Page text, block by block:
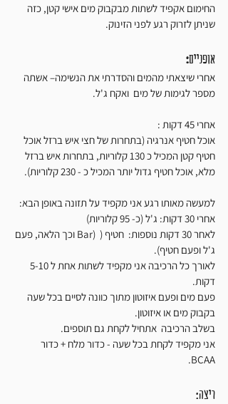
החימום אקפיד לשתות מבקבוק מים אישי קטן, כזה
שניתן לזרוק רגע לפני הזינוק.
אופניים:
אחרי שיצאתי מהמים והסדרתי את הנשימה– אשתה
מספר לגימות של מים  ואקח ג'ל.
אחרי 45 דקות :
אוכל חטיף אנרגיה (בתחרות של חצי איש ברזל אוכל
חטיף קטן המכיל כ 130 קלוריות, בתחרות איש ברזל
מלא, אוכל חטיף גדול יותר המכיל כ - 230 קלוריות).
למעשה מאותו רגע אני מקפיד על תזונה באופן הבא:
אחרי 30 דקות: ג'ל (כ- 95 קלוריות)
לאחר 30 דקות נוספות:  חטיף (  (Bar וכך הלאה, פעם
ג'ל ופעם חטיף).
דקות.
פעם מים ופעם איזוטון מתוך כוונה לסיים בכל שעה
בקבוק מים או איזוטון.
בשלב הרכיבה  אתחיל לקחת גם תוספים.
אני מקפיד לקחת בכל שעה - כדור מלח + כדור
BCAA.
ריצה: